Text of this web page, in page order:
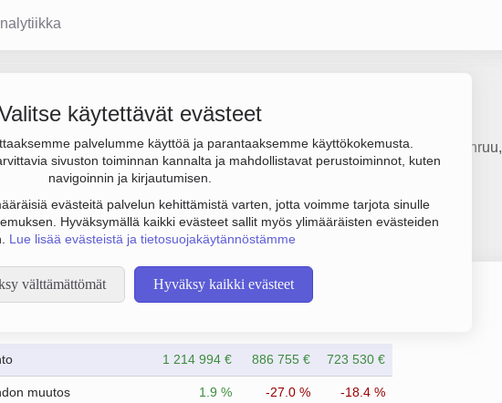
käytettävät evästeet
palvelumme käyttöä ja parantaaksemme käyttökokemusta.
sivuston toiminnan kannalta ja mahdollistavat perustoiminnot, kuten
navigoinnin ja kirjautumisen.
evästeitä palvelun kehittämistä varten, jotta voimme tarjota sinulle
Hyväksymällä kaikki evästeet sallit myös ylimääräisten evästeiden
Lue lisää evästeistä ja tietosuojakäytännöstämme
välttämättömät Hyväksy kaikki evästeet
14. Sen päätoimiala on Tekstiilikuitujen valmistelu ja kehruu,
(OY).
1 214 994 € 886 755 € 723 530 €
muutos 1.9 % -27.0 % -18.4 %